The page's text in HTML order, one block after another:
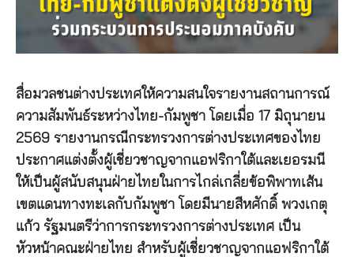
สื่อมวลชนต่างประเทศให้ความสนใจรายงานสถานการณ์
ความสัมพันธ์ระหว่างไทย-กัมพูชา โดยเมื่อ 17 มิถุนายน
2569 รายงานกรณีกระทรวงการต่างประเทศของไทย
ประกาศแต่งตั้งผู้เชี่ยวชาญจากแอฟริกาใต้และเยอรมนี
ให้เป็นผู้สนับสนุนฝ่ายไทยในการไกล่เกลี่ยข้อพิพาทเส้น
เขตแดนทางทะเลกับกัมพูชา โดยมีนายสีหศักดิ์ พวงเกตุ
แก้ว รัฐมนตรีว่าการกระทรวงการต่างประเทศ เป็น
หัวหน้าคณะฝ่ายไทย สำหรับผู้เชี่ยวชาญจากแอฟริกาใต้